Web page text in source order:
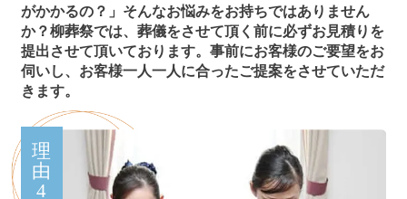
がかかるの？」そんなお悩みをお持ちではありません
か？柳葬祭では、葬儀をさせて頂く前に必ずお見積りを
提出させて頂いております。事前にお客様のご要望をお
伺いし、お客様一人一人に合ったご提案をさせていただ
きます。
理
由
4